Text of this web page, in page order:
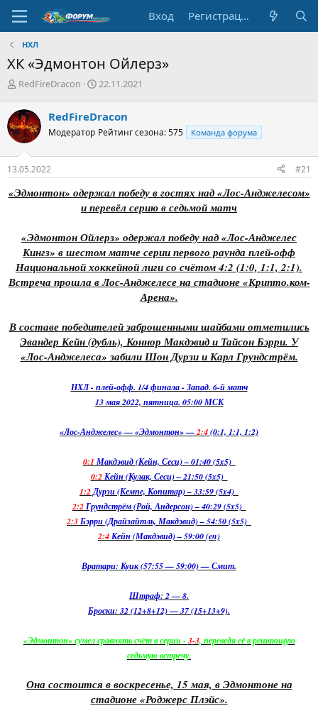
Вход Регистрация
НХЛ
ХК «Эдмонтон Ойлерз»
А
т
о
р
т
е
м
RedFireDracon
Д
а
н
ч
а
22.11.2021
RedFireDracon
Модератор Рейтинг сезона: 575 Команда форума
13.05.2022 #21
«Эдмонтон» одержал победу в гостях над «Лос-Анджелесом»
и перевёл серию в седьмой матч
«Эдмонтон Ойлерз» одержал победу над «Лос-Анджелес
Кингз» в шестом матче серии первого раунда плей-офф
Национальной хоккейной лиги со счётом 4:2 (1:0, 1:1, 2:1).
Встреча прошла в Лос-Анджелесе на стадионе «Крипто.ком-
Арена».
В составе победителей заброшенными шайбами отметились
Эвандер Кейн (дубль), Коннор Макдэвид и Тайсон Бэрри. У
«Лос-Анджелеса» забили Шон Дурзи и Карл Грундстрём.
НХЛ - плей-офф. 1/4 финала - Запад. 6-й матч
13 мая 2022, пятница. 05:00 МСК
«Лос-Анджелес» — «Эдмонтон» —2:4(0:1, 1:1, 1:2)
0:1 Макдэвид (Кейн, Сеси) – 01:40 (5x5)
0:2Кейн (Кулак, Сеси) – 21:50 (5x5)
1:2Дурзи (Кемпе, Копитар) – 33:59 (5x4)
2:2Грундстрём (Рой, Андерсон) – 40:29 (5x5)
2:3Бэрри (Драйзайтль, Макдэвид) – 54:50 (5x5)
2:4Кейн (Макдэвид) – 59:00 (en)
Вратари: Куик (57:55 — 59:00) — Смит.
Штраф: 2 — 8.
Броски: 32 (12+8+12) — 37 (15+13+9).
«Эдмонтон» сумел сравнять счёт в серии - 3-3, переведя её в решающую
седьмую встречу.
Она состоится в воскресенье, 15 мая, в Эдмонтоне на
стадионе «Роджерс Плэйс».